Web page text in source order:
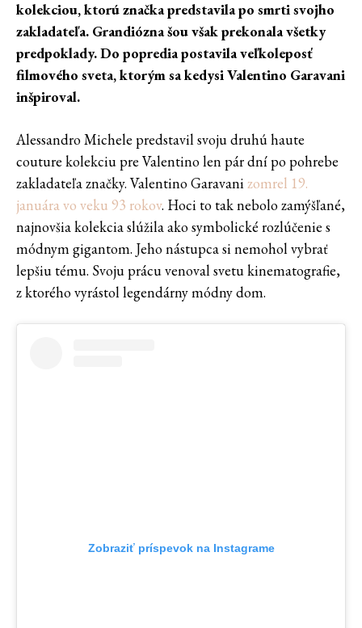
kolekciou, ktorú značka predstavila po smrti svojho
zakladateľa. Grandiózna šou však prekonala všetky
predpoklady. Do popredia postavila veľkoleposť
filmového sveta, ktorým sa kedysi Valentino Garavani
inšpiroval.
Alessandro Michele predstavil svoju druhú haute
couture kolekciu pre Valentino len pár dní po pohrebe
zakladateľa značky. Valentino Garavanizomrel 19.
januára vo veku 93 rokov. Hoci to tak nebolo zamýšľané,
najnovšia kolekcia slúžila ako symbolické rozlúčenie s
módnym gigantom. Jeho nástupca si nemohol vybrať
lepšiu tému. Svoju prácu venoval svetu kinematografie,
z ktorého vyrástol legendárny módny dom.
Zobraziť príspevok na Instagrame